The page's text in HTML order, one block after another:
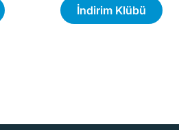
İndirim Klübü